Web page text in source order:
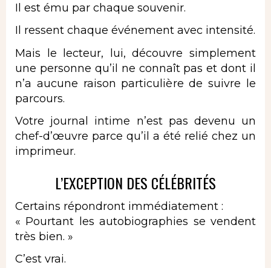
Il est ému par chaque souvenir.
Il ressent chaque événement avec intensité.
Mais le lecteur, lui, découvre simplement
une personne qu’il ne connaît pas et dont il
n’a aucune raison particulière de suivre le
parcours.
Votre journal intime n’est pas devenu un
chef-d’œuvre parce qu’il a été relié chez un
imprimeur.
L’EXCEPTION DES CÉLÉBRITÉS
Certains répondront immédiatement :
« Pourtant les autobiographies se vendent
très bien. »
C’est vrai.